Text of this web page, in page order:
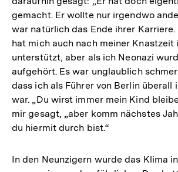
gemacht. Er wollte nur irgendwo
war natürlich das Ende ihrer
hat mich auch nach meiner Knastzeit
unterstützt, aber als ich Neonazi
aufgehört. Es war unglaublich
dass ich als Führer von Berlin überall
war. „Du wirst immer mein Kind
mir gesagt, „aber komm nächstes
du hiermit durch bist.“
In den Neunzigern wurde das Klima